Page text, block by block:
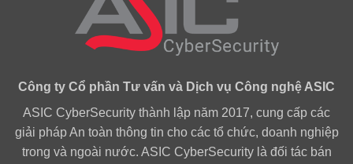
Công ty Cổ phần Tư vấn và Dịch vụ Công nghệ ASIC
ASIC CyberSecurity thành lập năm 2017, cung cấp các
giải pháp An toàn thông tin cho các tổ chức, doanh nghiệp
trong và ngoài nước. ASIC CyberSecurity là đối tác bán